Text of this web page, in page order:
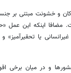
و خشونت مبتنی
مضافا اینکه این
غیرانسانی یا
کشورها و در میان